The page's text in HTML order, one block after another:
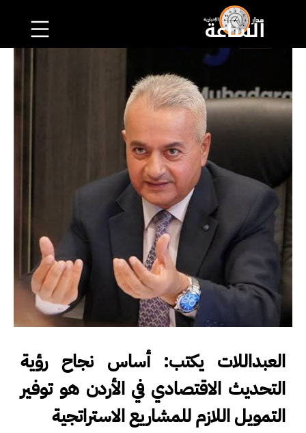
العبداللات يكتب: أساس نجاح رؤية
التحديث الاقتصادي في الأردن هو توفير
التمويل اللازم للمشاريع الاستراتجية